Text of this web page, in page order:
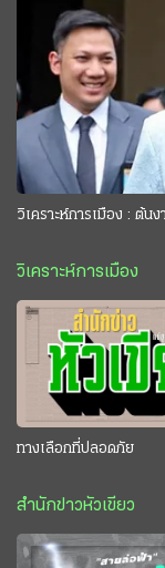
วิเคราะห์การเมือง : ต้น
วิเคราะห์การเมือง
ทางเลือกที่ปลอดภัย
สำนักข่าวหัวเขียว